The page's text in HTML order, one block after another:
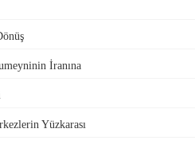
İranına
Yüzkarası